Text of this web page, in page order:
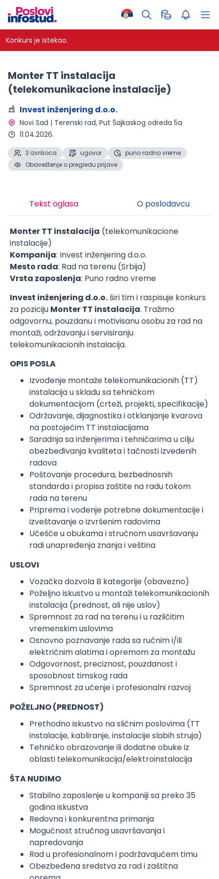
Konkurs je istekao.
Monter TT instalacija
(telekomunikacione instalacije)
Invest inženjering d.o.o.
Novi Sad | Terenski rad, Put Šajkaskog odreda 5a
11.04.2026.
3 izvršioca ugovor
puno radno vreme
Obaveštenje o pregledu prijave
Tekst oglasa O poslodavcu
Monter TT instalacija (telekomunikacione
instalacije)
Kompanija: Invest inženjering d.o.o.
Mesto rada: Rad na terenu (Srbija)
Vrsta zaposlenja: Puno radno vreme
Invest inženjering d.o.o. širi tim i raspisuje konkurs
za poziciju Monter TT instalacija. Tražimo
odgovornu, pouzdanu i motivisanu osobu za rad na
montaži, održavanju i servisiranju
telekomunikacionih instalacija.
OPIS POSLA
Izvođenje montaže telekomunikacionih (TT)
instalacija u skladu sa tehničkom
dokumentacijom (crteži, projekti, specifikacije)
Održavanje, dijagnostika i otklanjanje kvarova
na postojećim TT instalacijama
Saradnja sa inženjerima i tehničarima u cilju
obezbeđivanja kvaliteta i tačnosti izvedenih
radova
Poštovanje procedura, bezbednosnih
standarda i propisa zaštite na radu tokom
rada na terenu
Priprema i vođenje potrebne dokumentacije i
izveštavanje o izvršenim radovima
Učešće u obukama i stručnom usavršavanju
radi unapređenja znanja i veština
USLOVI
Vozačka dozvola B kategorije (obavezno)
Poželjno iskustvo u montaži telekomunikacionih
instalacija (prednost, ali nije uslov)
Spremnost za rad na terenu i u različitim
vremenskim uslovima
Osnovno poznavanje rada sa ručnim i/ili
električnim alatima i opremom za montažu
Odgovornost, preciznost, pouzdanost i
sposobnost timskog rada
Spremnost za učenje i profesionalni razvoj
POŽELJNO (PREDNOST)
Prethodno iskustvo na sličnim poslovima (TT
instalacije, kabliranje, instalacije slabih struja)
Tehničko obrazovanje ili dodatne obuke iz
oblasti telekomunikacija/elektroinstalacija
ŠTA NUDIMO
Stabilno zaposlenje u kompaniji sa preko 35
godina iskustva
Redovna i konkurentna primanja
Mogućnost stručnog usavršavanja i
napredovanja
Rad u profesionalnom i podržavajućem timu
Obezbeđena sredstva za rad i zaštitna